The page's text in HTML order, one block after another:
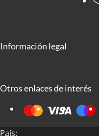
Información legal
Otros enlaces de interés
País: